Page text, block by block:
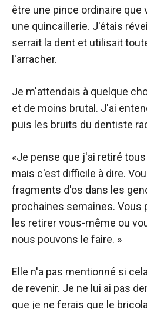
être une pince ordinaire que
une quincaillerie. J'étais
serrait la dent et utilisait
l'arracher.
Je m'attendais à quelque
et de moins brutal. J'ai
puis les bruits du dentiste
«Je pense que j'ai retiré
mais c'est difficile à dire.
fragments d'os dans les
prochaines semaines.
les retirer vous-même ou
nous pouvons le faire. »
Elle n'a pas mentionné si
de revenir. Je ne lui ai pas
que je ne ferais que le